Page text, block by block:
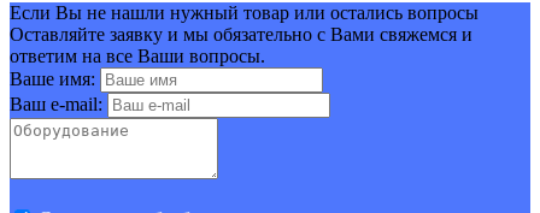
Если Вы не нашли нужный товар или остались вопросы
Оставляйте заявку и мы обязательно с Вами свяжемся и
ответим на все Ваши вопросы.
Ваше имя:
Ваш e-mail: